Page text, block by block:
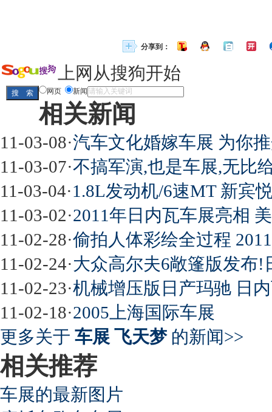
分享到：
上网从搜狗开始
网页 新闻
相关新闻
11-03-08·汽车文化婚嫁车展 为你
11-03-07·不搞军演,也是车展,无比
11-03-04·1.8L发动机/6速MT 新宾
11-03-02·2011年日内瓦车展亮相
11-02-28·偷拍人体彩绘全过程
11-02-24·大众高尔夫6敞篷版发布!
11-02-23·机械增压版日产玛驰 日
11-02-18·2005上海国际车展
更多关于 车展 飞天梦的新闻>>
相关推荐
车展的最新图片